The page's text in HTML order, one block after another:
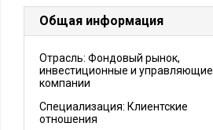
Общая информация
Отрасль: Фондовый рынок,
инвестиционные и управляющие
компании
Специализация: Клиентские
отношения